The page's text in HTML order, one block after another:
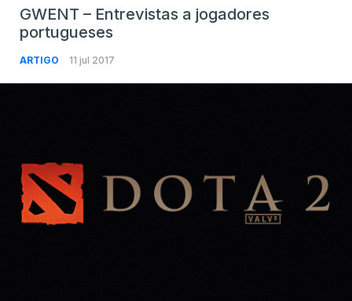
GWENT – Entrevistas a jogadores
portugueses
ARTIGO 11 jul 2017